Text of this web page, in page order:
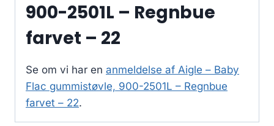
900-2501L – Regnbue
farvet – 22
Se om vi har en anmeldelse af Aigle – Baby
Flac gummistøvle, 900-2501L – Regnbue
farvet – 22.